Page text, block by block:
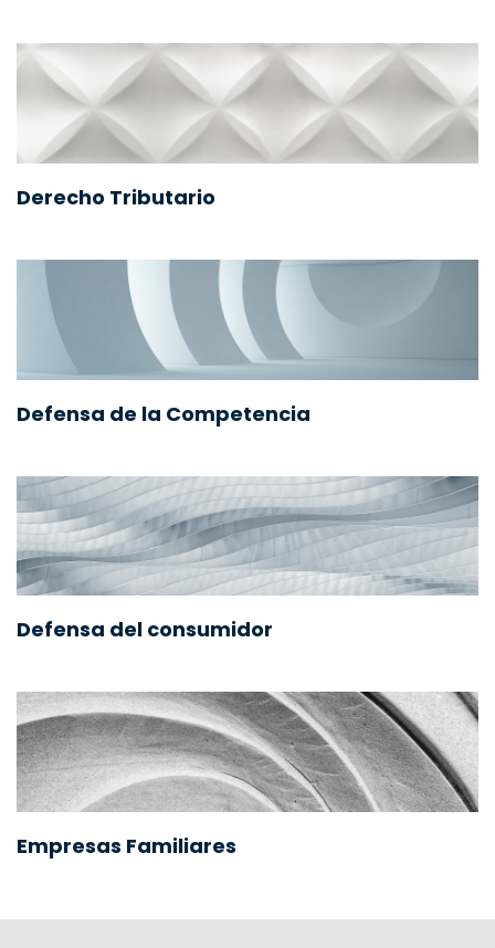
Derecho Tributario
Defensa de la Competencia
Defensa del consumidor
Empresas Familiares